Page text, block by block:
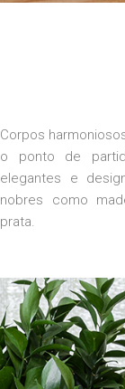
Corpos
o ponto de
elegantes e
nobres como
prata.